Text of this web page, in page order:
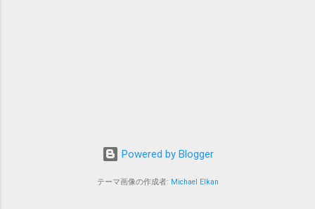
Powered by Blogger
テーマ画像の作成者: Michael Elkan